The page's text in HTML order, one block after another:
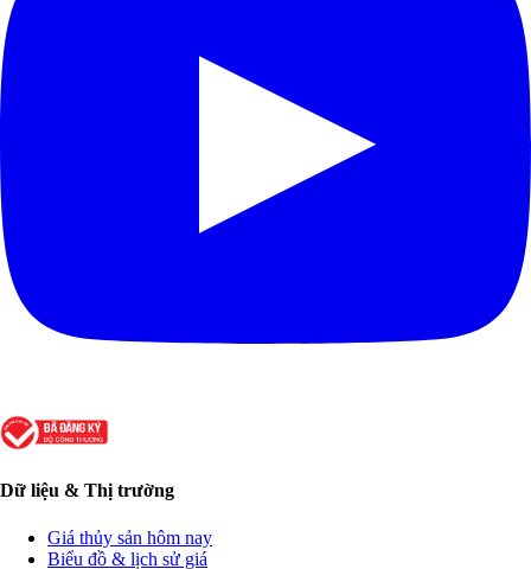
Dữ liệu & Thị trường
Giá thủy sản hôm nay
Biểu đồ & lịch sử giá